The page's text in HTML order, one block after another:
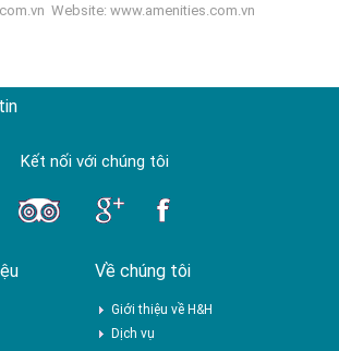
Website:www.amenities.com.vn
Kết nối với chúng tôi
Về chúng tôi
Giới thiệu về H&H
Dịch vụ